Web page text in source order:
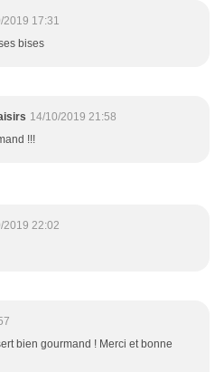
2019 17:31
bises
14/10/2019 21:58
!!!
2019 22:02
bien gourmand ! Merci et bonne